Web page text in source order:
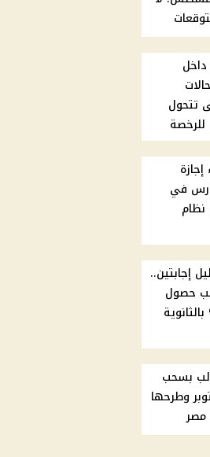
تتحول
في
نظام
إجابتين..
حصول
على 4% بالثانوية
بسحب
وطرحها
مصر